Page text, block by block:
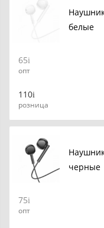
белые
65
опт
110
розница
черные
75
опт